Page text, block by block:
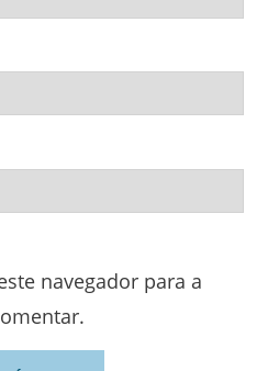
navegador para a